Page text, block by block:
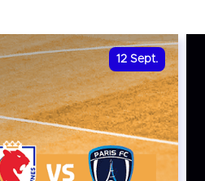
12 Sept.